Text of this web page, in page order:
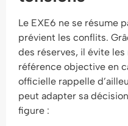
Le EXE6 ne se résume
prévient les conflits.
des réserves, il évite
référence objective en
officielle rappelle
peut adapter sa
figure :